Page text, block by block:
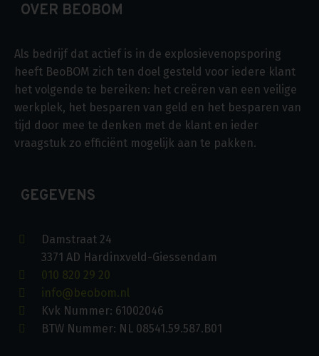
OVER BEOBOM
Als bedrijf dat actief is in de explosievenopsporing
heeft BeoBOM zich ten doel gesteld voor iedere klant
het volgende te bereiken: het creëren van een veilige
werkplek, het besparen van geld en het besparen van
tijd door mee te denken met de klant en ieder
vraagstuk zo efficiënt mogelijk aan te pakken.
GEGEVENS
Damstraat 24
3371 AD Hardinxveld-Giessendam
010 820 29 20
info@beobom.nl
Kvk Nummer: 61002046
BTW Nummer: NL 08541.59.587.B01